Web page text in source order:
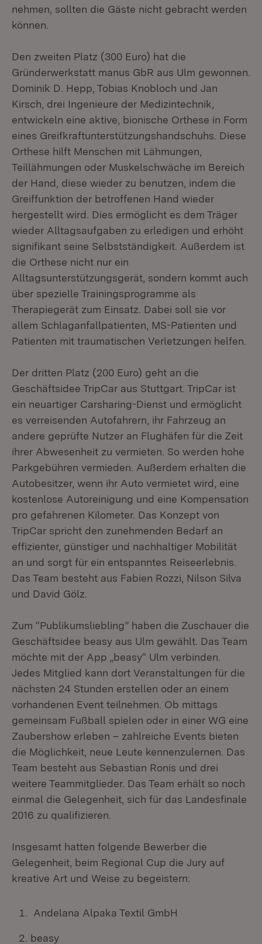
nehmen, sollten die Gäste nicht gebracht werden
können.
Den zweiten Platz (300 Euro) hat die
Gründerwerkstatt manus GbR aus Ulm gewonnen.
Dominik D. Hepp, Tobias Knobloch und Jan
Kirsch, drei Ingenieure der Medizintechnik,
entwickeln eine aktive, bionische Orthese in Form
eines Greifkraftunterstützungshandschuhs. Diese
Orthese hilft Menschen mit Lähmungen,
Teillähmungen oder Muskelschwäche im Bereich
der Hand, diese wieder zu benutzen, indem die
Greiffunktion der betroffenen Hand wieder
hergestellt wird. Dies ermöglicht es dem Träger
wieder Alltagsaufgaben zu erledigen und erhöht
signifikant seine Selbstständigkeit. Außerdem ist
die Orthese nicht nur ein
Alltagsunterstützungsgerät, sondern kommt auch
über spezielle Trainingsprogramme als
Therapiegerät zum Einsatz. Dabei soll sie vor
allem Schlaganfallpatienten, MS-Patienten und
Patienten mit traumatischen Verletzungen helfen.
Der dritten Platz (200 Euro) geht an die
Geschäftsidee TripCar aus Stuttgart. TripCar ist
ein neuartiger Carsharing-Dienst und ermöglicht
es verreisenden Autofahrern, ihr Fahrzeug an
andere geprüfte Nutzer an Flughäfen für die Zeit
ihrer Abwesenheit zu vermieten. So werden hohe
Parkgebühren vermieden. Außerdem erhalten die
Autobesitzer, wenn ihr Auto vermietet wird, eine
kostenlose Autoreinigung und eine Kompensation
pro gefahrenen Kilometer. Das Konzept von
TripCar spricht den zunehmenden Bedarf an
effizienter, günstiger und nachhaltiger Mobilität
an und sorgt für ein entspanntes Reiseerlebnis.
Das Team besteht aus Fabien Rozzi, Nilson Silva
und David Gölz.
Zum “Publikumsliebling” haben die Zuschauer die
Geschäftsidee beasy aus Ulm gewählt. Das Team
möchte mit der App „beasy“ Ulm verbinden.
Jedes Mitglied kann dort Veranstaltungen für die
nächsten 24 Stunden erstellen oder an einem
vorhandenen Event teilnehmen. Ob mittags
gemeinsam Fußball spielen oder in einer WG eine
Zaubershow erleben – zahlreiche Events bieten
die Möglichkeit, neue Leute kennenzulernen. Das
Team besteht aus Sebastian Ronis und drei
weitere Teammitglieder. Das Team erhält so noch
einmal die Gelegenheit, sich für das Landesfinale
2016 zu qualifizieren.
Insgesamt hatten folgende Bewerber die
Gelegenheit, beim Regional Cup die Jury auf
kreative Art und Weise zu begeistern:
Andelana Alpaka Textil GmbH
beasy